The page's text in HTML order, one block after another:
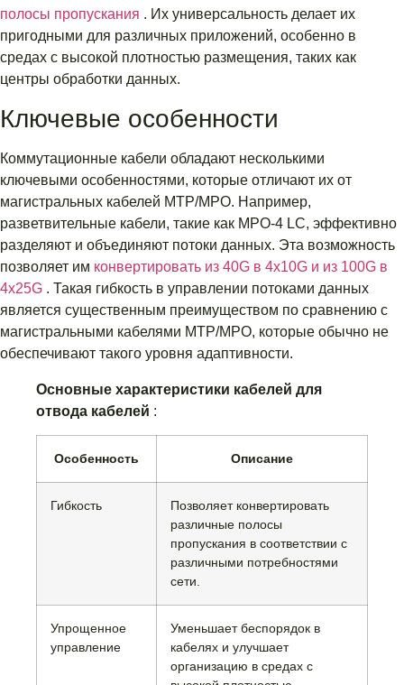
полосы пропускания . Их универсальность делает их
пригодными для различных приложений, особенно в
средах с высокой плотностью размещения, таких как
центры обработки данных.
Ключевые особенности
Коммутационные кабели обладают несколькими
ключевыми особенностями, которые отличают их от
магистральных кабелей MTP/MPO. Например,
разветвительные кабели, такие как MPO-4 LC, эффективно
разделяют и объединяют потоки данных. Эта возможность
позволяет им конвертировать из 40G в 4x10G и из 100G в
4x25G . Такая гибкость в управлении потоками данных
является существенным преимуществом по сравнению с
магистральными кабелями MTP/MPO, которые обычно не
обеспечивают такого уровня адаптивности.
Основные характеристики кабелей для
отвода кабелей :
Особенность Описание
Гибкость
Позволяет конвертировать
различные полосы
пропускания в соответствии с
различными потребностями
сети.
Упрощенное
управление
Уменьшает беспорядок в
кабелях и улучшает
организацию в средах с